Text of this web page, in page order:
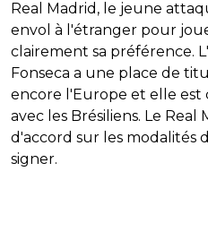
Real Madrid, le jeune
envol à l'étranger pour
clairement sa préférence.
Fonseca a une place de
encore l'Europe et elle
avec les Brésiliens. Le Real
d'accord sur les modalités
signer.